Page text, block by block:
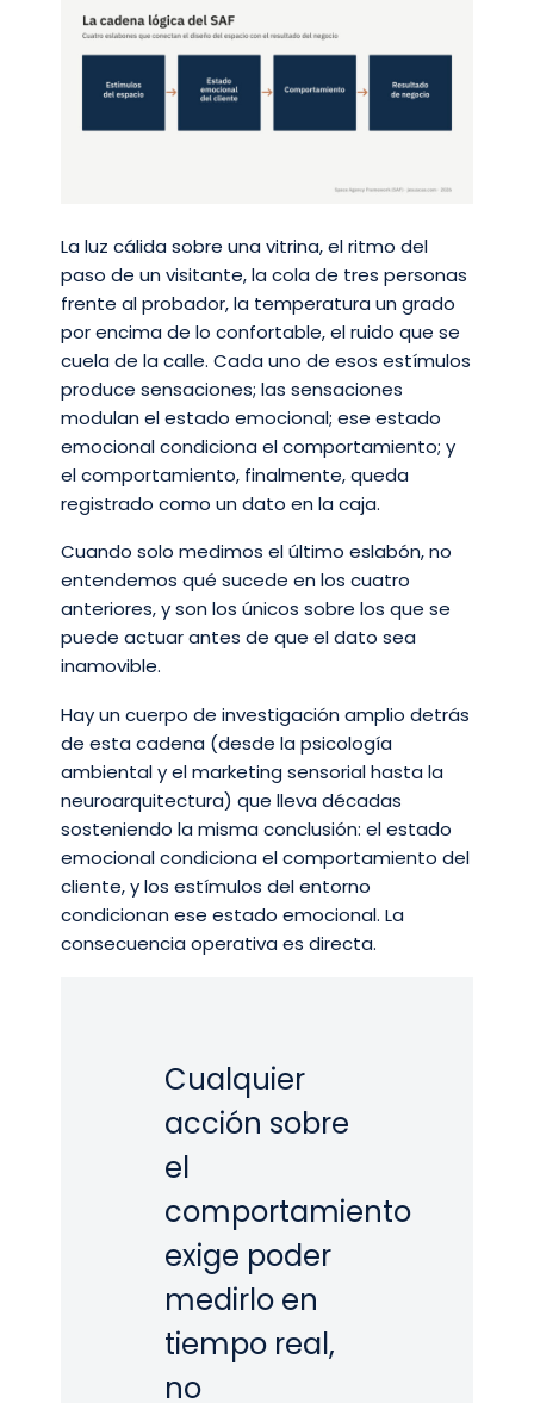
La luz cálida sobre una vitrina, el ritmo del
paso de un visitante, la cola de tres personas
frente al probador, la temperatura un grado
por encima de lo confortable, el ruido que se
cuela de la calle. Cada uno de esos estímulos
produce sensaciones; las sensaciones
modulan el estado emocional; ese estado
emocional condiciona el comportamiento; y
el comportamiento, finalmente, queda
registrado como un dato en la caja.
Cuando solo medimos el último eslabón, no
entendemos qué sucede en los cuatro
anteriores, y son los únicos sobre los que se
puede actuar antes de que el dato sea
inamovible.
Hay un cuerpo de investigación amplio detrás
de esta cadena (desde la psicología
ambiental y el marketing sensorial hasta la
neuroarquitectura) que lleva décadas
sosteniendo la misma conclusión: el estado
emocional condiciona el comportamiento del
cliente, y los estímulos del entorno
condicionan ese estado emocional. La
consecuencia operativa es directa.
Cualquier
acción sobre
el
comportamiento
exige poder
medirlo en
tiempo real,
no